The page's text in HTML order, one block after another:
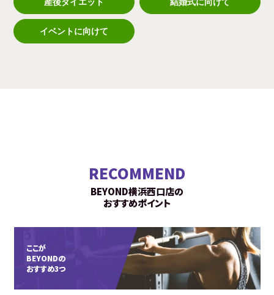
イベントに向けて
RECOMMEND
BEYOND横浜西口店の
おすすめポイント
ここが
BEYONDの
おすすめ3つ